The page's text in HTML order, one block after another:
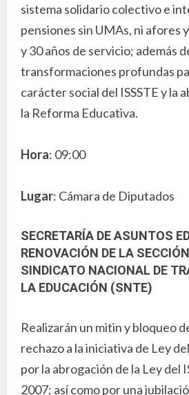
sistema solidario colectivo e
pensiones sin UMAs, ni afores
y 30 años de servicio; además
transformaciones profundas
carácter social del ISSSTE y la
la Reforma Educativa.
Hora: 09:00
Lugar: Cámara de Diputados
SECRETARÍA DE ASUNTOS
RENOVACIÓN DE LA
SINDICATO NACIONAL DE
LA EDUCACIÓN (SNTE)
Realizarán un mitin y bloqueo
rechazo a la iniciativa de Ley
por la abrogación de la Ley del
2007; así como por una